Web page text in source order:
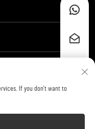
If you don't want to